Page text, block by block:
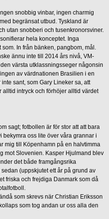
snobbig vinbar, ingen charmig
begränsat utbud. Tyskland är
utan snobberi och tusenkronorsviner.
hela konceptet. Inga
som. In från bänken, pangbom, mål.
ännu inte till 2014 års nivå, VM-
värsta utklassningsseger någonsin
av värdnationen Brasilien i en
sant, som Gary Lineker sa, att
alltid intryck och förhöjer alltid värdet
sagt; fotbollen är för stor att att bara
oss lite över våra grannar i
mig till Köpenhamn på en halvtimma
mot Slovenien. Kasper Hjulmand blev
det både framgångsrika
(uppskjutet ett år på grund av
friska och frejdiga Danmark som då
som skrevs när Christian Eriksson
som tog andan ur oss alla den